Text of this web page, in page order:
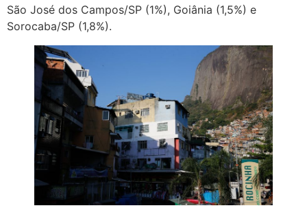
São José dos Campos/SP (1%), Goiânia (1,5%) e
Sorocaba/SP (1,8%).